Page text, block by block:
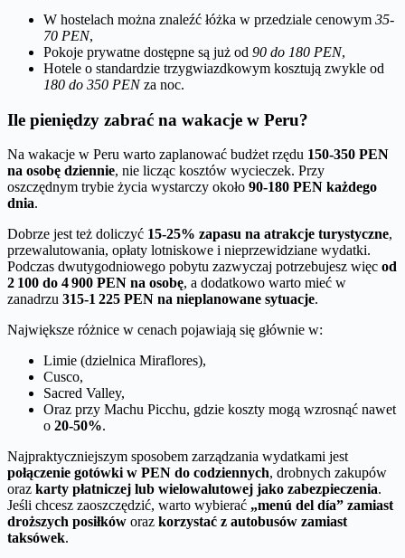
W hostelach można znaleźć łóżka w przedziale cenowym 35-
70 PEN,
Pokoje prywatne dostępne są już od 90 do 180 PEN,
Hotele o standardzie trzygwiazdkowym kosztują zwykle od
180 do 350 PENza noc.
Ile pieniędzy zabrać na wakacje w Peru?
Na wakacje w Peru warto zaplanować budżet rzędu 150-350 PEN
na osobę dziennie, nie licząc kosztów wycieczek. Przy
oszczędnym trybie życia wystarczy około 90-180 PEN każdego
dnia.
Dobrze jest też doliczyć 15-25% zapasu na atrakcje turystyczne,
przewalutowania, opłaty lotniskowe i nieprzewidziane wydatki.
Podczas dwutygodniowego pobytu zazwyczaj potrzebujesz więc od
2 100 do 4 900 PEN na osobę, a dodatkowo warto mieć w
zanadrzu 315-1 225 PEN na nieplanowane sytuacje.
Największe różnice w cenach pojawiają się głównie w:
Limie (dzielnica Miraflores),
Cusco,
Sacred Valley,
Oraz przy Machu Picchu, gdzie koszty mogą wzrosnąć nawet
o 20-50%.
Najpraktyczniejszym sposobem zarządzania wydatkami jest
połączenie gotówki w PEN do codziennych, drobnych zakupów
oraz karty płatniczej lub wielowalutowej jako zabezpieczenia.
Jeśli chcesz zaoszczędzić, warto wybierać „menú del día” zamiast
droższych posiłków oraz korzystać z autobusów zamiast
taksówek.